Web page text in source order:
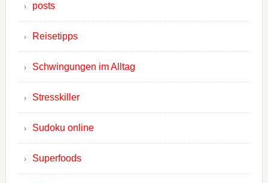
posts
Reisetipps
Schwingungen im Alltag
Stresskiller
Sudoku online
Superfoods